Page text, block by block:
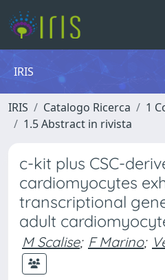
IRIS
IRIS Catalogo Ricerca
1
1.5 Abstract in rivista
c-kit plus CSC-
cardiomyocytes
transcriptional
adult
M Scalise; F Marino;